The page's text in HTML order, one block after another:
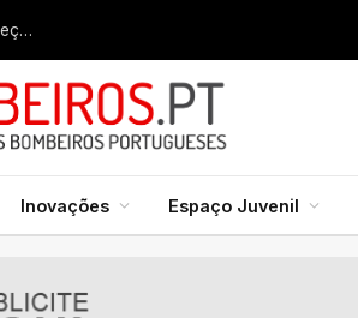
Liga dos Bombeiros quer fazer nascer licenciatura em Ciências de Proteção Civil e Bombeiros
Inovações Espaço Juvenil